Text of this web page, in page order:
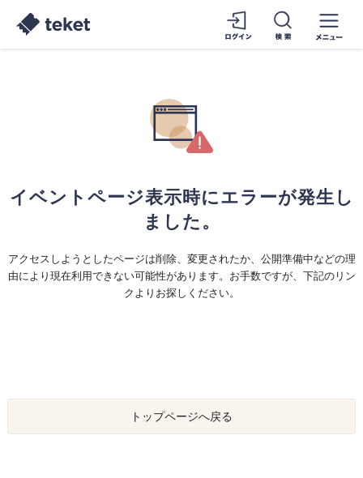
イベントページ表示時にエラーが発生し
ました。
アクセスしようとしたページは削除、変更されたか、公開準備中などの理
由により現在利用できない可能性があります。お手数ですが、下記のリン
クよりお探しください。
トップページへ戻る